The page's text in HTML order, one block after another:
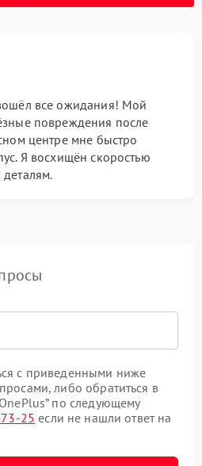
все ожидания! Мой
повреждения после
центре мне быстро
Я восхищён скоростью
с приведенными ниже
либо обратиться в
по следующему
25 если не нашли ответ на